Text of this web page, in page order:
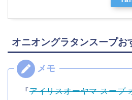
オニオングラタンスープお
『アイリスオーヤマ スープ